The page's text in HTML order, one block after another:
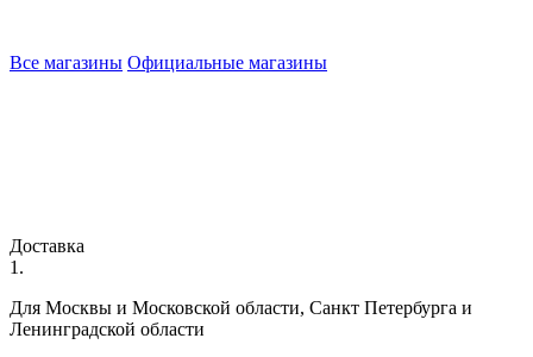
Все магазины Официальные магазины
Доставка
1.
Для Москвы и Московской области, Санкт Петербурга и
Ленинградской области